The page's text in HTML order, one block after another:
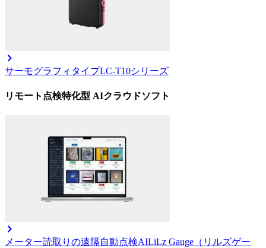
サーモグラフィタイプLC-T10シリーズ
リモート点検特化型 AIクラウドソフト
メーター読取りの遠隔自動点検AILiLz Gauge（リルズゲー